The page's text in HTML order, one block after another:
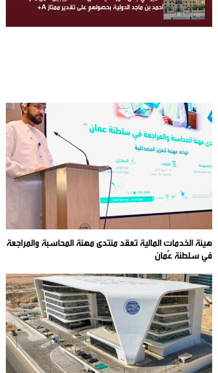
أحمد بن ماجد الدولية بحصولهم على تقدير ممتاز A+
هيئة الخدمات المالية تعقد منتدى مهنة المحاسبة والمراجعة
في سلطنة عُمان